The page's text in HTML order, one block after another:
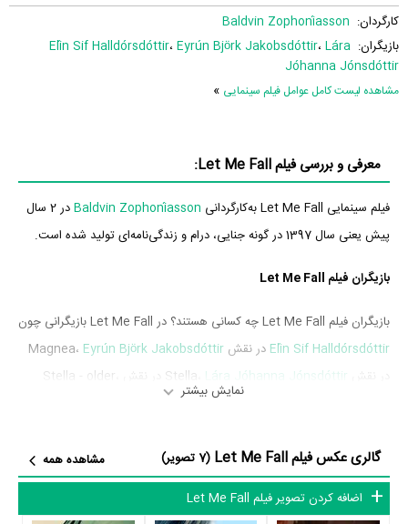
کارگردان: Baldvin Zophoníasson
بازیگران:
Elín Sif Halldórsdóttir، Eyrún Björk Jakobsdóttir، Lára
Jóhanna Jónsdóttir
مشاهده لیست کامل عوامل فیلم سینمایی »
معرفی و بررسی فیلم Let Me Fall:
فیلم سینمایی Let Me Fall به‌کارگردانی Baldvin Zophoníasson
در 2 سال
پیش یعنی سال 1397 در گونه جنایی، درام و زندگی‌نامه‌ای تولید شده است.
بازیگران فیلم Let Me Fall
بازیگران فیلم Let Me Fall چه کسانی هستند؟ در Let Me Fall بازیگرانی چون
Elín Sif Halldórsdóttir در نقش Magnea، Eyrún Björk Jakobsdóttir
Lára Jóhanna Jónsdóttir
Sólveig Arnarsdóttir
Hannes به ایفای نقش و بازیگری پرداخته‌اند. در فیلم Let Me Fall حدود 10
بازیگر جلوی دوربین رفته‌اند که از نظر تعداد بازیگران می‌توان Let Me Fall را
یک اثر پربازیگر عنوان کرد. از این‌لحاظ کارگردانی فیلم Let Me Fall باتوجه به
نمایش بیشتر
گالری عکس فیلم Let Me Fall (7 تصویر)
مشاهده همه
اضافه کردن تصویر فیلم Let Me Fall